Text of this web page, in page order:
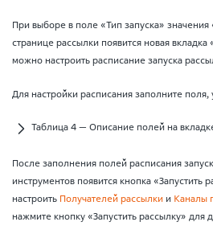
При выборе в поле «Тип запуска»
странице рассылки появится новая вкладка
можно настроить расписание запуска
Для настройки расписания заполните
Таблица 4 — Описание полей на
После заполнения полей расписания
инструментов появится кнопка
настроить Получателей рассылки и Каналы
нажмите кнопку «Запустить рассылку» для